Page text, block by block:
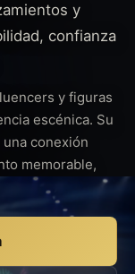
y
confianza
y figuras
escénica. Su
conexión
memorable,